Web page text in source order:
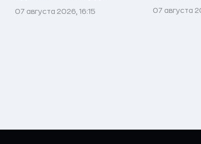
07 августа 2026, 16:15 07 августа